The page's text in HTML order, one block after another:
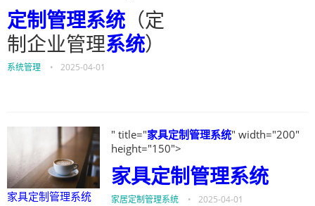
定制管理系统 （定
制企业管理系统）
系统管理 • 2025-04-01
家具定制管理系统
" title="家具定制管理系统" width="200"
height="150">
家具定制管理系统
家居定制管理系统 • 2025-04-01